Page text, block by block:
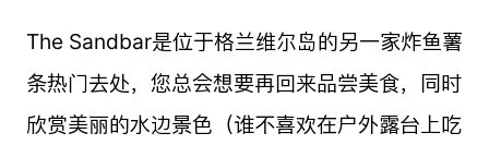
The Sandbar是位于格兰维尔岛的另一家炸鱼薯
条热门去处，您总会想要再回来品尝美食，同时
欣赏美丽的水边景色（谁不喜欢在户外露台上吃